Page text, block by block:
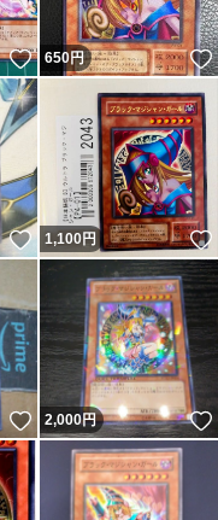
いいね！
650円
いいね！
1,100円
いいね！
2,000円